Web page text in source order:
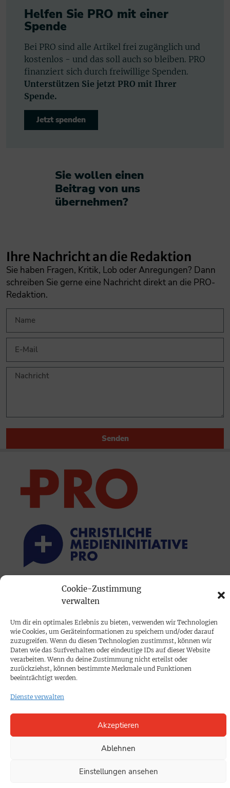
Cookie-Zustimmung
verwalten
Um dir ein optimales Erlebnis zu bieten, verwenden wir Technologien
wie Cookies, um Geräteinformationen zu speichern und/oder darauf
zuzugreifen. Wenn du diesen Technologien zustimmst, können wir
Daten wie das Surfverhalten oder eindeutige IDs auf dieser Website
verarbeiten. Wenn du deine Zustimmung nicht erteilst oder
zurückziehst, können bestimmte Merkmale und Funktionen
beeinträchtigt werden.
Dienste verwalten
Akzeptieren
Ablehnen
Einstellungen ansehen
Helfen Sie PRO mit einer
Spende
Bei PRO sind alle Artikel frei zugänglich und
kostenlos - und das soll auch so bleiben. PRO
finanziert sich durch freiwillige Spenden.
Unterstützen Sie jetzt PRO mit Ihrer
Spende.
Jetzt spenden
Sie wollen einen
Beitrag von uns
übernehmen?​
Ihre Nachricht an die Redaktion
Sie haben Fragen, Kritik, Lob oder Anregungen? Dann
schreiben Sie gerne eine Nachricht direkt an die PRO-
Redaktion.
Senden
PRINTAUSGABE
PROKOMPAKT
Impressum
SPENDEN
Datenschutz